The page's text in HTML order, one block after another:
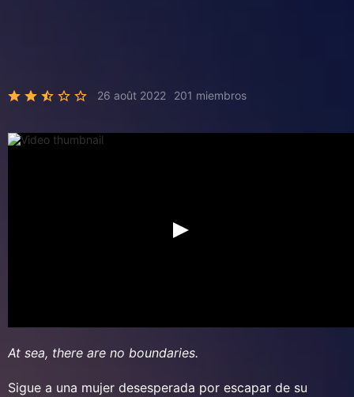
26 août 2022 201 miembros
At sea, there are no boundaries.
Sigue a una mujer desesperada por escapar de su